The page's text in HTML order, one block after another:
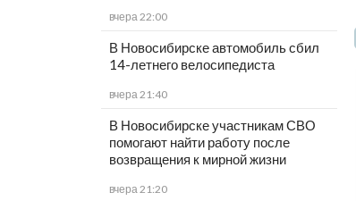
вчера 22:00
В Новосибирске автомобиль сбил
14-летнего велосипедиста
вчера 21:40
В Новосибирске участникам СВО
помогают найти работу после
возвращения к мирной жизни
вчера 21:20